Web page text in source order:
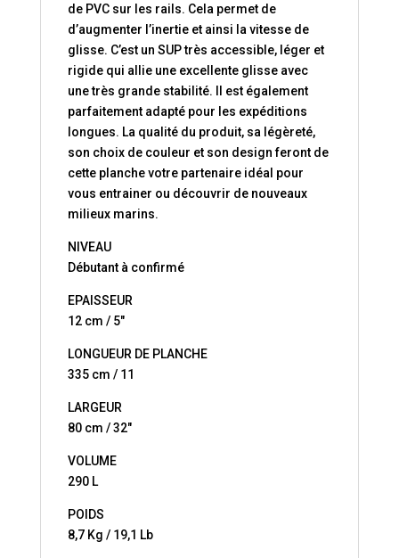
de PVC sur les rails. Cela permet de
d’augmenter l’inertie et ainsi la vitesse de
glisse. C’est un SUP très accessible, léger et
rigide qui allie une excellente glisse avec
une très grande stabilité. Il est également
parfaitement adapté pour les expéditions
longues. La qualité du produit, sa légèreté,
son choix de couleur et son design feront de
cette planche votre partenaire idéal pour
vous entrainer ou découvrir de nouveaux
milieux marins.
NIVEAU
Débutant à confirmé
EPAISSEUR
12 cm / 5″
LONGUEUR DE PLANCHE
335 cm / 11
LARGEUR
80 cm / 32″
VOLUME
290 L
POIDS
8,7 Kg / 19,1 Lb